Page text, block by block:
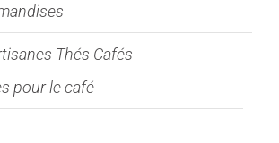
être
choisies
sur
la
page
Thés Cafés
pour le café